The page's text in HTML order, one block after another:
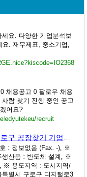
요. 다양한 기업분석보
요. 재무제표, 중소기업,
채용공고 0 팔로우 채용
람 찾기 진행 중인 공고
어요?
recruit
: 정보없음 (Fax. -), ※
산품 : 반도체 설계, ※
※ 용도지역 : 도시지역/
별시 구로구 디지털로3